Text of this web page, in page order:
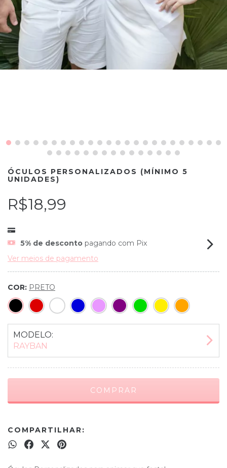
ÓCULOS PERSONALIZADOS (MÍNIMO 5
UNIDADES)
R$18,99
5% de desconto pagando com Pix
Ver meios de pagamento
COR: PRETO
MODELO:
RAYBAN
COMPARTILHAR: